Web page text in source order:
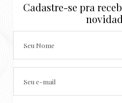
Cadastre-se pra
Seu Nome
Seu e-mail